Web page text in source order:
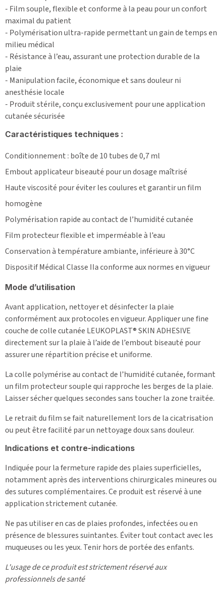
- Film souple, flexible et conforme à la peau pour un confort
maximal du patient
- Polymérisation ultra-rapide permettant un gain de temps en
milieu médical
- Résistance à l’eau, assurant une protection durable de la
plaie
- Manipulation facile, économique et sans douleur ni
anesthésie locale
- Produit stérile, conçu exclusivement pour une application
cutanée sécurisée
Caractéristiques techniques :
Conditionnement : boîte de 10 tubes de 0,7 ml
Embout applicateur biseauté pour un dosage maîtrisé
Haute viscosité pour éviter les coulures et garantir un film
homogène
Polymérisation rapide au contact de l’humidité cutanée
Film protecteur flexible et imperméable à l’eau
Conservation à température ambiante, inférieure à 30°C
Dispositif Médical Classe IIa conforme aux normes en vigueur
Mode d’utilisation
Avant application, nettoyer et désinfecter la plaie
conformément aux protocoles en vigueur. Appliquer une fine
couche de colle cutanée LEUKOPLAST® SKIN ADHESIVE
directement sur la plaie à l’aide de l’embout biseauté pour
assurer une répartition précise et uniforme.
La colle polymérise au contact de l’humidité cutanée, formant
un film protecteur souple qui rapproche les berges de la plaie.
Laisser sécher quelques secondes sans toucher la zone traitée.
Le retrait du film se fait naturellement lors de la cicatrisation
ou peut être facilité par un nettoyage doux sans douleur.
Indications et contre-indications
Indiquée pour la fermeture rapide des plaies superficielles,
notamment après des interventions chirurgicales mineures ou
des sutures complémentaires. Ce produit est réservé à une
application strictement cutanée.
Ne pas utiliser en cas de plaies profondes, infectées ou en
présence de blessures suintantes. Éviter tout contact avec les
muqueuses ou les yeux. Tenir hors de portée des enfants.
L'usage de ce produit est strictement réservé aux
professionnels de santé